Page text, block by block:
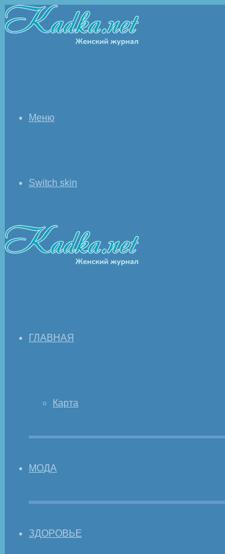
Меню
Switch skin
ГЛАВНАЯ
Карта
МОДА
ЗДОРОВЬЕ